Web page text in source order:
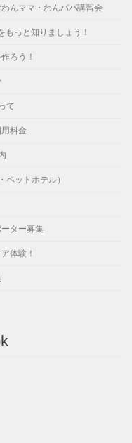
んママ・わんパパ講習会
っと知りましょう！
ろう！
て
料金
ペットホテル）
ター募集
体験！